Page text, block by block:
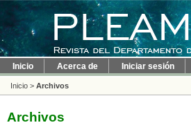
Inicio Acerca de Iniciar sesión
Inicio > Archivos
Archivos